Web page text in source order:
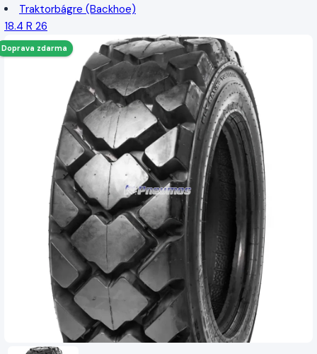
Traktorbágre (Backhoe)
18.4 R 26
Doprava zdarma